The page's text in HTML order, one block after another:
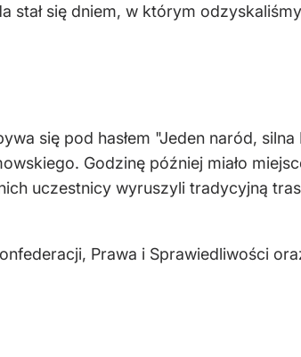
stał się dniem, w którym odzyskali
się pod hasłem "Jeden naród,
Godzinę później miało
uczestnicy wyruszyli tradycyjną
Prawa i Sprawiedliwości